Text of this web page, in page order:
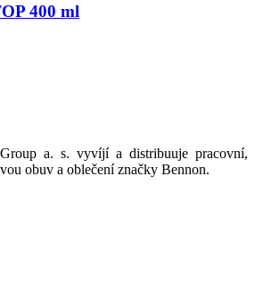
400 ml
a. s. vyvíjí a distribuuje pracovní,
obuv a oblečení značky Bennon.